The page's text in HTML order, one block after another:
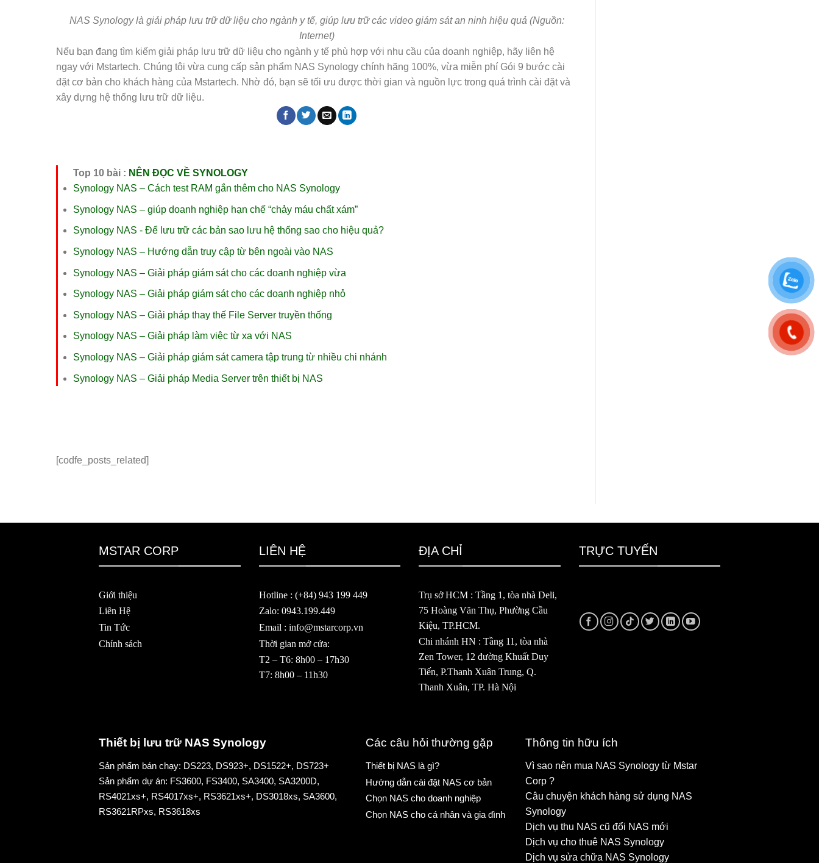
NAS Synology là giải pháp lưu trữ dữ liệu cho ngành y tế, giúp lưu trữ các video giám sát an ninh hiệu quả (Nguồn:
Internet)
Nếu bạn đang tìm kiếm giải pháp lưu trữ dữ liệu cho ngành y tế phù hợp với nhu cầu của doanh nghiệp, hãy liên hệ
ngay với Mstartech. Chúng tôi vừa cung cấp sản phẩm NAS Synology chính hãng 100%, vừa miễn phí Gói 9 bước cài
đặt cơ bản cho khách hàng của Mstartech. Nhờ đó, bạn sẽ tối ưu được thời gian và nguồn lực trong quá trình cài đặt và
xây dựng hệ thống lưu trữ dữ liệu.
Top 10 bài : NÊN ĐỌC VỀ SYNOLOGY
Synology NAS – Cách test RAM gắn thêm cho NAS Synology
Synology NAS – giúp doanh nghiệp hạn chế “chảy máu chất xám”
Synology NAS - Để lưu trữ các bản sao lưu hệ thống sao cho hiệu quả?
Synology NAS – Hướng dẫn truy cập từ bên ngoài vào NAS
Synology NAS – Giải pháp giám sát cho các doanh nghiệp vừa
Synology NAS – Giải pháp giám sát cho các doanh nghiệp nhỏ
Synology NAS – Giải pháp thay thế File Server truyền thống
Synology NAS – Giải pháp làm việc từ xa với NAS
Synology NAS – Giải pháp giám sát camera tập trung từ nhiều chi nhánh
Synology NAS – Giải pháp Media Server trên thiết bị NAS
[codfe_posts_related]
MSTAR CORP
Giới thiệu
Liên Hệ
Tin Tức
Chính sách
LIÊN HỆ
Hotline : (+84) 943 199 449
Zalo: 0943.199.449
Email : info@mstarcorp.vn
Thời gian mở cửa:
T2 – T6: 8h00 – 17h30
T7: 8h00 – 11h30
ĐỊA CHỈ
Trụ sở HCM : Tầng 1, tòa nhà Deli,
75 Hoàng Văn Thụ, Phường Cầu
Kiệu, TP.HCM.
Chi nhánh HN : Tầng 11, tòa nhà
Zen Tower, 12 đường Khuất Duy
Tiến, P.Thanh Xuân Trung, Q.
Thanh Xuân, TP. Hà Nội
TRỰC TUYẾN
Thiết bị lưu trữ NAS Synology
Sản phẩm bán chạy: DS223, DS923+, DS1522+, DS723+
Sản phẩm dự án: FS3600, FS3400, SA3400, SA3200D,
RS4021xs+, RS4017xs+, RS3621xs+, DS3018xs, SA3600,
RS3621RPxs, RS3618xs
Các câu hỏi thường gặp
Thiết bị NAS là gì?
Hướng dẫn cài đặt NAS cơ bản
Chọn NAS cho doanh nghiệp
Chọn NAS cho cá nhân và gia đình
Thông tin hữu ích
Vì sao nên mua NAS Synology từ Mstar
Corp ?
Câu chuyện khách hàng sử dụng NAS
Synology
Dịch vụ thu NAS cũ đổi NAS mới
Dịch vụ cho thuê NAS Synology
Dịch vụ sửa chữa NAS Synology